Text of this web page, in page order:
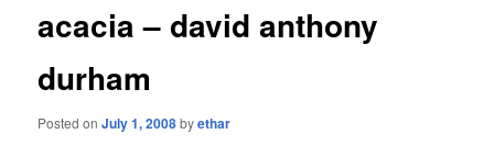
acacia – david anthony
durham
Posted onJuly 1, 2008byethar